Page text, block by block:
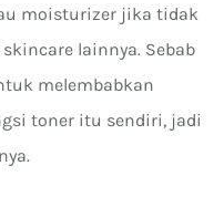
moisturizer jika tidak
lainnya. Sebab
melembabkan
toner itu sendiri, jadi